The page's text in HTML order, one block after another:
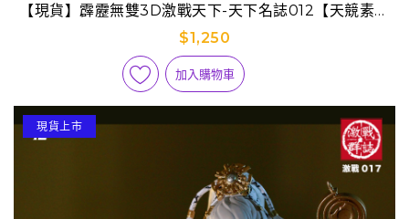
【現貨】霹靂無雙3D激戰天下-天下名誌012【天競素還
真】
$1,250
加入購物車
現貨上市